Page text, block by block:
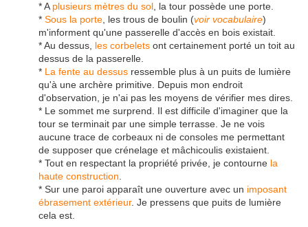
* A plusieurs mètres du sol , la tour possède une porte.
* Sous la porte , les trous de boulin (voir vocabulaire)
m'informent qu'une passerelle d'accès en bois existait.
* Au dessus, les corbelets ont certainement porté un toit au
dessus de la passerelle.
* La fente au dessus ressemble plus à un puits de lumière
qu'à une archère primitive. Depuis mon endroit
d'observation, je n'ai pas les moyens de vérifier mes dires.
* Le sommet me surprend. Il est difficile d'imaginer que la
tour se terminait par une simple terrasse. Je ne vois
aucune trace de corbeaux ni de consoles me permettant
de supposer que crénelage et mâchicoulis existaient.
* Tout en respectant la propriété privée, je contourne la
haute construction
* Sur une paroi apparaît une ouverture avec un imposant
ébrasement extérieur. Je pressens que puits de lumière
cela est.